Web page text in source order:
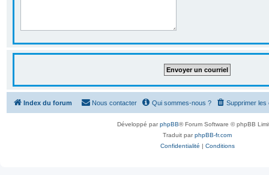
Index du forum Supprimer les
Qui sommes-nous ?
Nous contacter
Développé parphpBB® Forum Software © phpBB
Traduit parphpBB-fr.com
Confidentialité | Conditions